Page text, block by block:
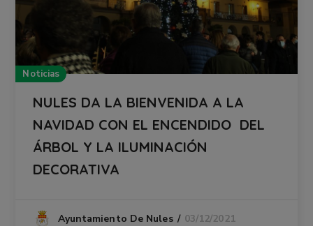
Noticias
NULES DA LA BIENVENIDA A LA
NAVIDAD CON EL ENCENDIDO DEL
ÁRBOL Y LA ILUMINACIÓN
DECORATIVA
Ayuntamiento De Nules 03/12/2021